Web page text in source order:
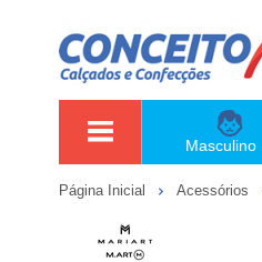
Masculino
Página Inicial Acessórios